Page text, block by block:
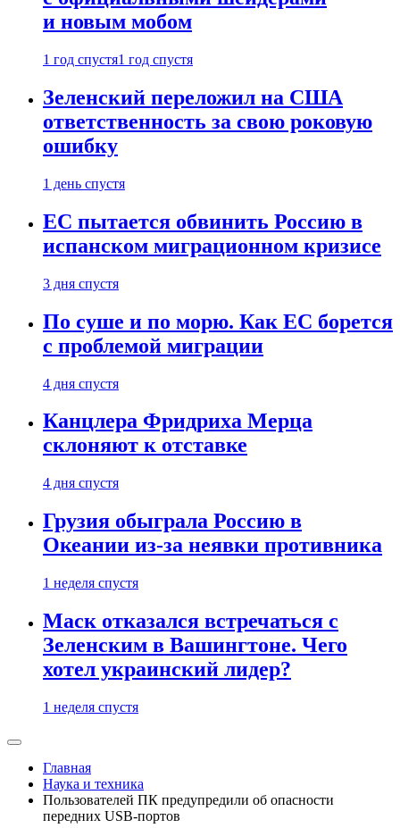
и новым мобом
1 год спустя1 год спустя
Зеленский переложил на США
ответственность за свою роковую
ошибку
1 день спустя
ЕС пытается обвинить Россию в
испанском миграционном кризисе
3 дня спустя
По суше и по морю. Как ЕС борется
с проблемой миграции
4 дня спустя
Канцлера Фридриха Мерца
склоняют к отставке
4 дня спустя
Грузия обыграла Россию в
Океании из-за неявки противника
1 неделя спустя
Маск отказался встречаться с
Зеленским в Вашингтоне. Чего
хотел украинский лидер?
1 неделя спустя
Главная
Наука и техника
Пользователей ПК предупредили об опасности
передних USB-портов